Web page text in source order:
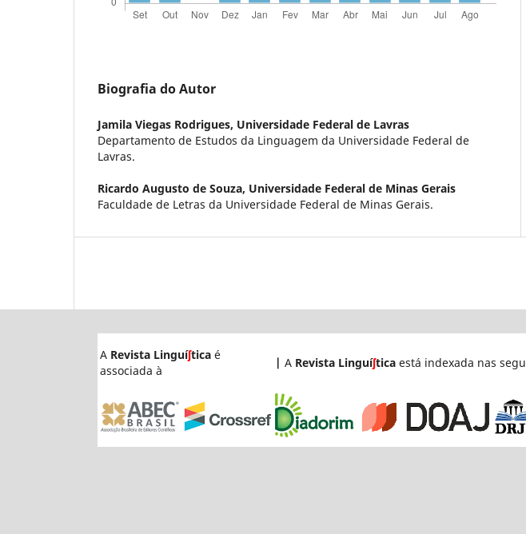
Biografia do Autor
Jamila Viegas Rodrigues, Universidade Federal de Lavras
Departamento de Estudos da Linguagem da Universidade Federal de
Lavras.
Ricardo Augusto de Souza, Universidade Federal de Minas Gerais
Faculdade de Letras da Universidade Federal de Minas Gerais.
A Revista Linguíʃtica é
associada à
| A Revista Linguíʃtica está indexada nas